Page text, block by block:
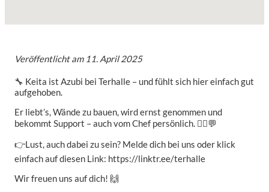
Veröffentlicht am 11. April 2025
🔧 Keita ist Azubi bei Terhalle – und fühlt sich hier einfach gut
aufgehoben.
Er liebt’s, Wände zu bauen, wird ernst genommen und
bekommt Support – auch vom Chef persönlich. 👷‍♂️💬
👉Lust, auch dabei zu sein? Melde dich bei uns oder klick
einfach auf diesen Link: https://linktr.ee/terhalle
Wir freuen uns auf dich! 🙌